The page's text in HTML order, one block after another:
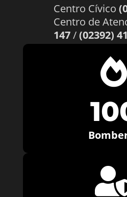
Centro Cívico
Centro de
147/(02392)
